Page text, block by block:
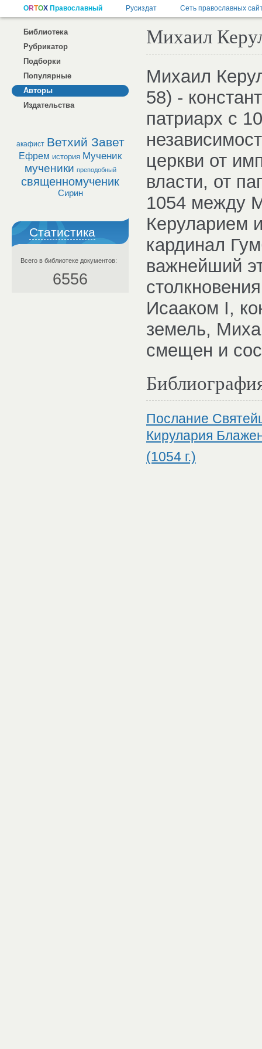
Библиотека
Рубрикатор
Подборки
Популярные
Авторы
Издательства
акафист Ветхий Завет
Ефрем история Мученик
мученики преподобный
священномученик
Сирин
Статистика
Всего в библиотеке документов:
6556
Михаил
Михаил
58) -
патриарх с
церкви от
власти, от
1054 между
Керуларием
кардинал
важнейший
Исааком I,
земель,
смещен и
Послание
Кирулария
(1054 г.)